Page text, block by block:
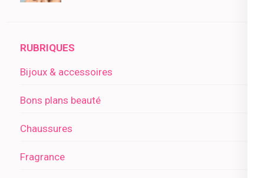
RUBRIQUES
Bijoux & accessoires
Bons plans beauté
Chaussures
Fragrance